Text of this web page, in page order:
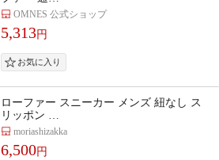
OMNES 公式ショップ
5,313円
ローファー スニーカー メンズ 紐なし ス
リッポン …
moriashizakka
6,500円